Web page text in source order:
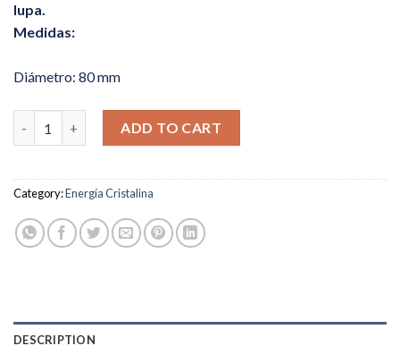
lupa.
Medidas:
Diámetro: 80 mm
ADD TO CART
Category:Energía Cristalina
DESCRIPTION